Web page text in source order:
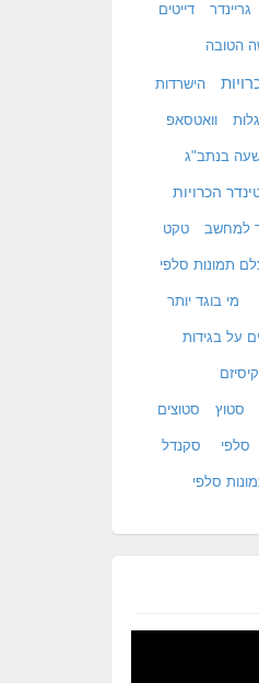
גריינדר דייטים
הטובה
הישרדות
וואטסאפ
בנתב"ג
הכרויות
למחשב טקט
תמונות סלפי
מי בוגד יותר
על בגידות
סטוץ סטוצים
סלפי סקנדל
סלפי